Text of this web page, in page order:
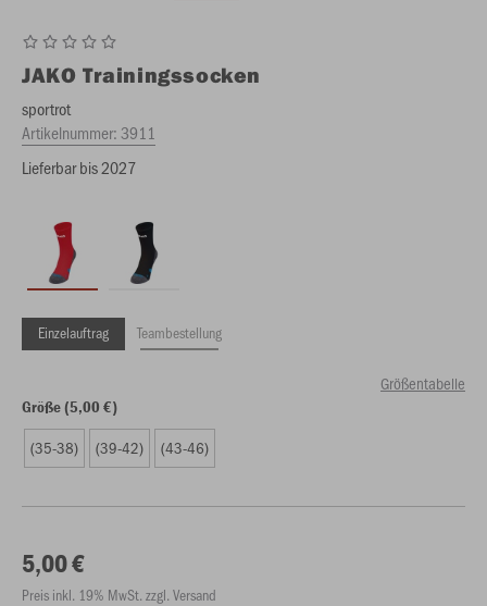
JAKO Trainingssocken
sportrot
Artikelnummer:3911
Lieferbar bis 2027
Einzelauftrag Teambestellung
Größentabelle
Größe (5,00 €)
(35-38) (39-42) (43-46)
5,00 €
Preis inkl. 19% MwSt. zzgl. Versand